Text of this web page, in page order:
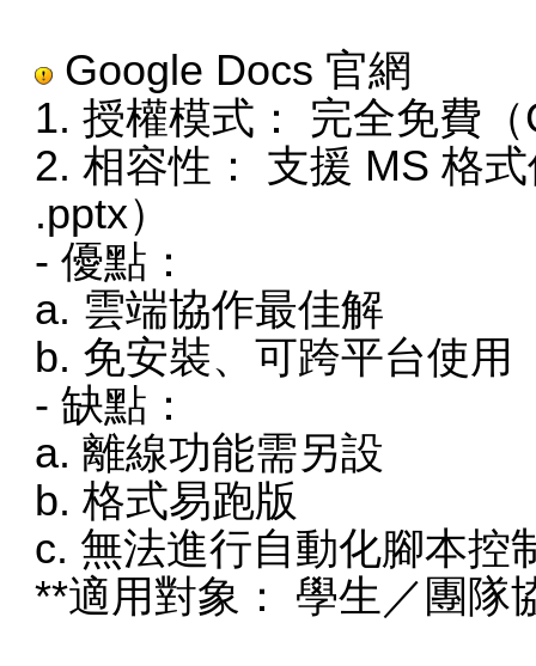
Google Docs 官網
1. 授權模式： 完全免費
2. 相容性： 支援 MS 格
.pptx）
- 優點：
a. 雲端協作最佳解
b. 免安裝、可跨平台使用
- 缺點：
a. 離線功能需另設
b. 格式易跑版
c. 無法進行自動化腳本控
**適用對象： 學生／團隊